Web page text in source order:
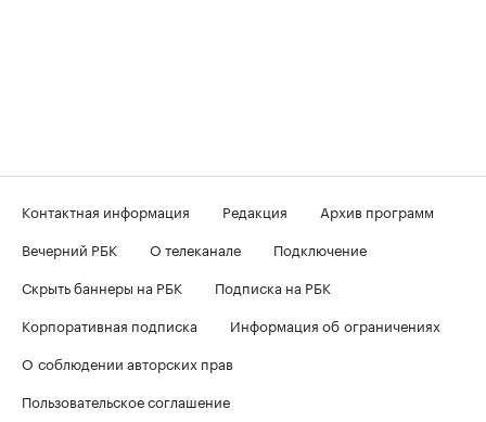
Контактная информация Редакция
Архив программ
Вечерний РБК
О телеканале
Подключение
Скрыть баннеры на РБК
Подписка на РБК
Корпоративная подписка
Информация об ограничениях
О соблюдении авторских прав
Пользовательское соглашение